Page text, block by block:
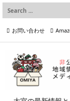
お問い合わせ
プライバシーポリシー等